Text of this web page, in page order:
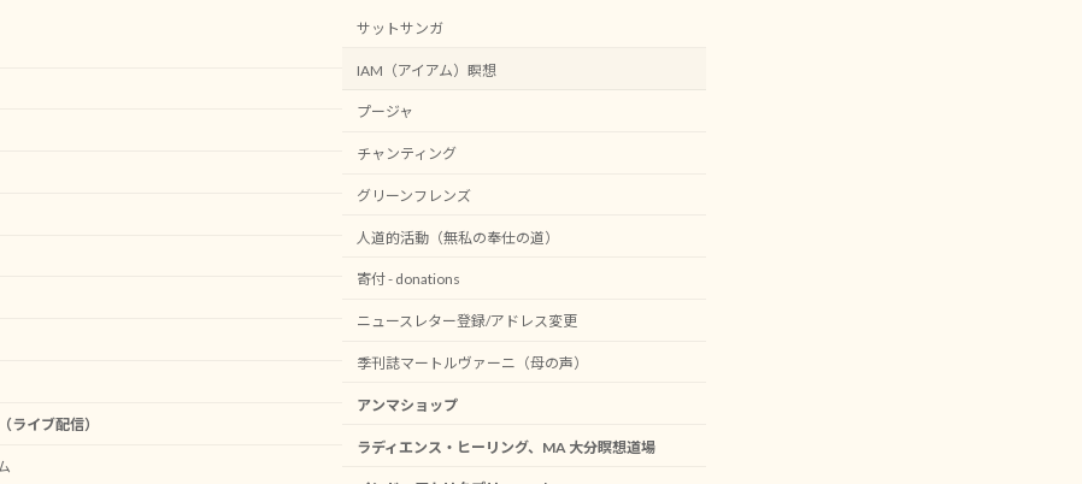
ライブ配信）
サットサンガ
IAM（アイアム）瞑想
プージャ
チャンティング
グリーンフレンズ
人道的活動（無私の奉仕の道）
寄付 - donations
ニュースレター登録/アドレス変更
季刊誌マートルヴァーニ（母の声）
アンマショップ
ラディエンス・ヒーリング、MA 大分瞑想道場